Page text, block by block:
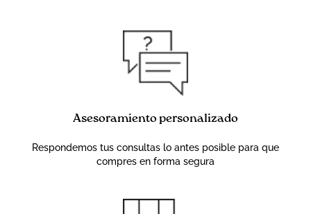
Asesoramiento personalizado
Respondemos tus consultas lo antes posible para que
compres en forma segura